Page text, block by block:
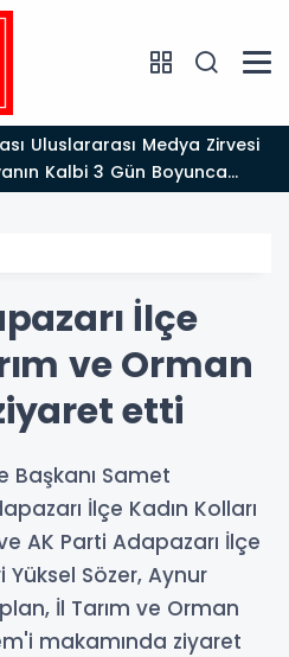
Kalbi 3 Gün Boyunca
Atacak
İlçe
ve Orman
etti
Başkanı Samet
İlçe Kadın Kolları
AK Parti Adapazarı İlçe
Sözer, Aynur
İl Tarım ve Orman
makamında ziyaret